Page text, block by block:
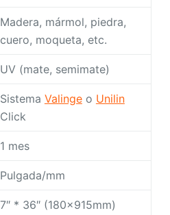
Madera, mármol, piedra,
cuero, moqueta, etc.
UV (mate, semimate)
Sistema Valingeo Unilin
Click
1 mes
Pulgada/mm
7″ * 36″ (180x915mm)